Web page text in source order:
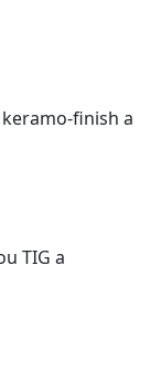
finish a
TIG a